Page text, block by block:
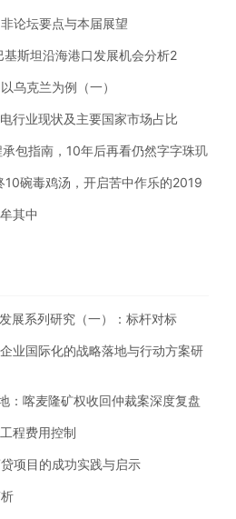
论坛要点与本届展望
斯坦沿海港口发展机会分析2
乌克兰为例（一）
行业现状及主要国家市场占比
包指南，10年后再看仍然字字珠玑
碗毒鸡汤，开启苦中作乐的2019
其中
展系列研究（一）：标杆对标
业国际化的战略落地与行动方案研
：喀麦隆矿权收回仲裁案深度复盘
程费用控制
项目的成功实践与启示